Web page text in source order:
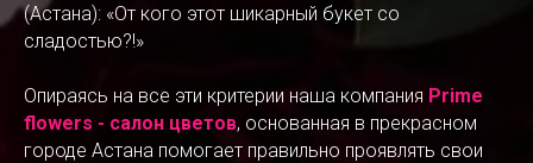
(Астана): «От кого этот шикарный букет со
сладостью?!»
Опираясь на все эти критерии наша компания Prime
flowers - салон цветов, основанная в прекрасном
городе Астана помогает правильно проявлять свои